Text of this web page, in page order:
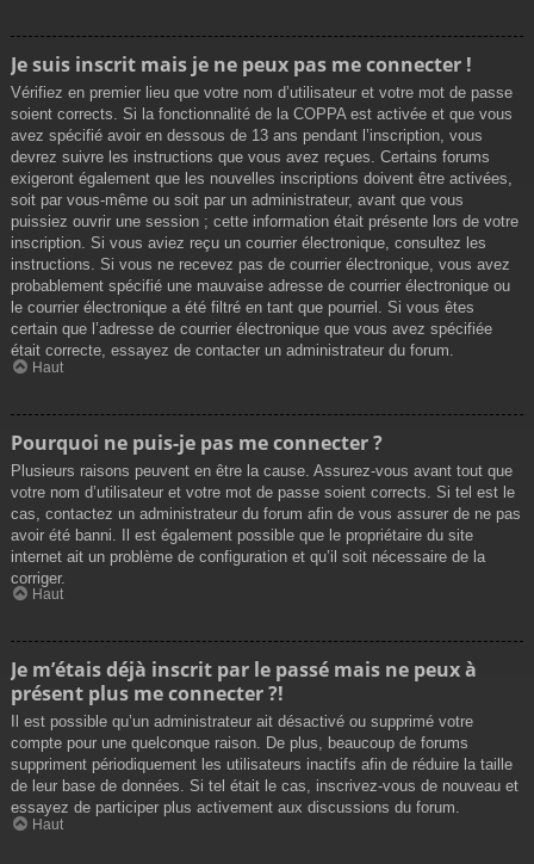
Je suis inscrit mais je ne peux pas me connecter !
Vérifiez en premier lieu que votre nom d’utilisateur et votre mot de passe
soient corrects. Si la fonctionnalité de la COPPA est activée et que vous
avez spécifié avoir en dessous de 13 ans pendant l’inscription, vous
devrez suivre les instructions que vous avez reçues. Certains forums
exigeront également que les nouvelles inscriptions doivent être activées,
soit par vous-même ou soit par un administrateur, avant que vous
puissiez ouvrir une session ; cette information était présente lors de votre
inscription. Si vous aviez reçu un courrier électronique, consultez les
instructions. Si vous ne recevez pas de courrier électronique, vous avez
probablement spécifié une mauvaise adresse de courrier électronique ou
le courrier électronique a été filtré en tant que pourriel. Si vous êtes
certain que l’adresse de courrier électronique que vous avez spécifiée
était correcte, essayez de contacter un administrateur du forum.
Haut
Pourquoi ne puis-je pas me connecter ?
Plusieurs raisons peuvent en être la cause. Assurez-vous avant tout que
votre nom d’utilisateur et votre mot de passe soient corrects. Si tel est le
cas, contactez un administrateur du forum afin de vous assurer de ne pas
avoir été banni. Il est également possible que le propriétaire du site
internet ait un problème de configuration et qu’il soit nécessaire de la
corriger.
Haut
Je m’étais déjà inscrit par le passé mais ne peux à
présent plus me connecter ?!
Il est possible qu’un administrateur ait désactivé ou supprimé votre
compte pour une quelconque raison. De plus, beaucoup de forums
suppriment périodiquement les utilisateurs inactifs afin de réduire la taille
de leur base de données. Si tel était le cas, inscrivez-vous de nouveau et
essayez de participer plus activement aux discussions du forum.
Haut